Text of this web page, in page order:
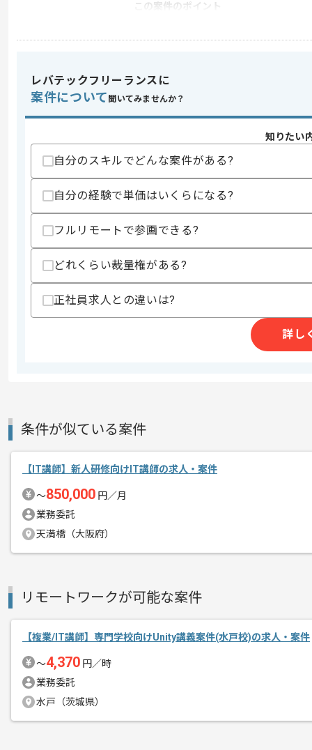
この案件のポイント
スキル
求めるスキル
・PythonやR言語を使用したシステムや
・機械学習、ディープラーニングの実装
・数学の理解（微分積分、線型代数、統
上記に似た経験やスキルをお持ちであれば申
その他募集要項
商談回数
1回
募集人数
作業開始日
専門学校でIT講師をお任せします。
レバテックフリーランスに
案件について 聞いてみませんか？
知りたい
自分のスキルでどんな案件がある?
自分の経験で単価はいくらになる?
フルリモートで参画できる?
どれくらい裁量権がある?
正社員求人との違いは?
詳し
条件が似ている案件
【IT講師】新人研修向けIT講師の求人・案件
〜850,000 円／月
業務委託
天満橋（大阪府）
リモートワークが可能な案件
【複業/IT講師】専門学校向けUnity講義案件(水戸校)の求人・案件
〜4,370 円／時
業務委託
水戸（茨城県）